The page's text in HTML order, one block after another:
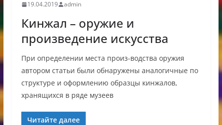
19.04.2019 admin
Кинжал – оружие и
произведение искусства
При определении места произ-водства оружия
автором статьи были обнаружены аналогичные по
структуре и оформлению образцы кинжалов,
хранящихся в ряде музеев
Читайте далее